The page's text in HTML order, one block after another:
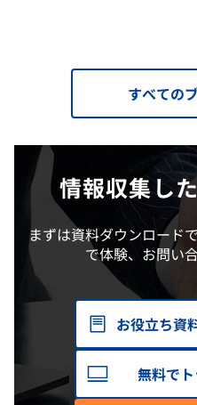
すべての
情報収集し
まずは資料ダウンロード
で体験、お問い
お役立ち資
無料で